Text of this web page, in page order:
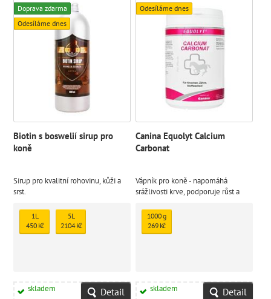
Doprava zdarma
Odesíláme dnes
Biotin s boswelií sirup pro
koně
Sirup pro kvalitní rohovinu, kůži a
srst.
1L
450 Kč
5L
2104 Kč
skladem Detail
Odesíláme dnes
Canina Equolyt Calcium
Carbonat
Vápník pro koně - napomáhá
srážlivosti krve, podporuje růst a
1000 g
269 Kč
skladem Detail